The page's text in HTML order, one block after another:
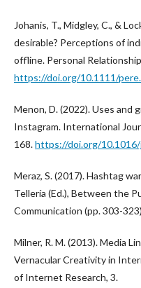
Johanis, T., Midgley, C., &
desirable? Perceptions of
offline. Personal
https://doi.org/10.1111/
Menon, D. (2022). Uses and
Instagram. International
168.https://doi.org/
Meraz, S. (2017). Hashtag
Tellería (Ed.), Between the
Communication (pp. 303-
Milner, R. M. (2013). Media
Vernacular Creativity in
of Internet Research, 3.